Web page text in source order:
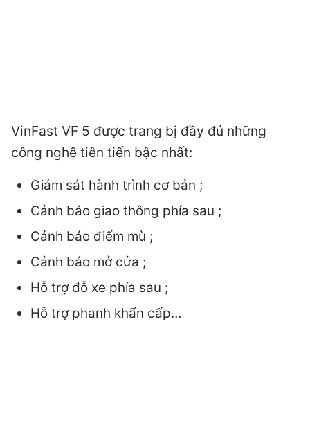
VinFast VF 5 được trang bị đầy đủ những
công nghệ tiên tiến bậc nhất:
Giám sát hành trình cơ bản ;
Cảnh báo giao thông phía sau ;
Cảnh báo điểm mù ;
Cảnh báo mở cửa ;
Hỗ trợ đỗ xe phía sau ;
Hỗ trợ phanh khẩn cấp…